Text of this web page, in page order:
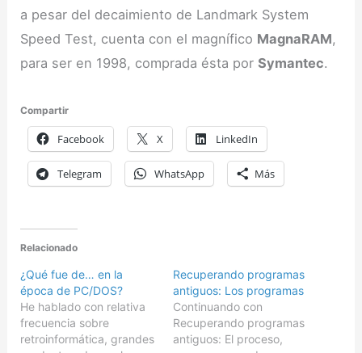
a pesar del decaimiento de Landmark System
Speed Test, cuenta con el magnífico MagnaRAM,
para ser en 1998, comprada ésta porSymantec.
Compartir
Facebook X LinkedIn
Telegram WhatsApp Más
Relacionado
¿Qué fue de… en la
época de PC/DOS?
He hablado con relativa
frecuencia sobre
retroinformática, grandes
Recuperando programas
antiguos: Los programas
Continuando con
Recuperando programas
antiguos: El proceso,